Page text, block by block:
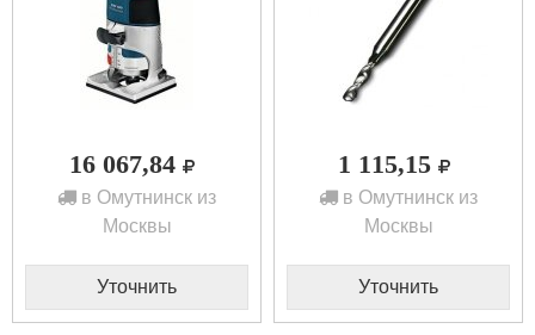
16 067,84
в Омутнинск из
Москвы
Уточнить
1 115,15
в Омутнинск из
Москвы
Уточнить